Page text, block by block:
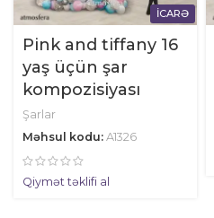
İCARƏ
Pink and tiffany 16
yaş üçün şar
kompozisiyası
Şarlar
Məhsul kodu: A1326
Qiymət təklifi al